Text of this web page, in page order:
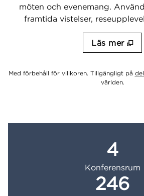
möten och evenemang.
framtida vistelser,
Läs mer
Med förbehåll för villkoren. Tillgängligt på
världen.
4
Konferensrum
246